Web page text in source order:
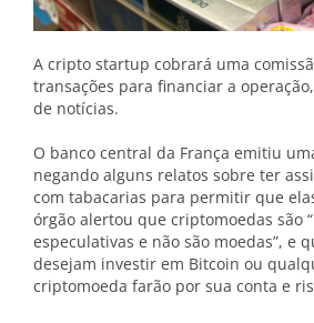
A cripto startup cobrará uma
transações para financiar a
de notícias.
O banco central da França emitiu
negando alguns relatos sobre ter
com tabacarias para permitir que
órgão alertou que criptomoedas são
especulativas e não são moedas”, e
desejam investir em Bitcoin ou
criptomoeda farão por sua conta e